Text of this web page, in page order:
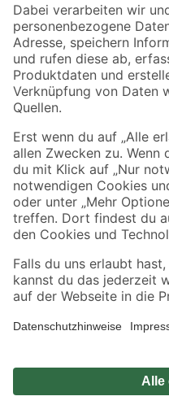
Zahlungsarten
Sicher einkaufen
Jetzt die toom-App
Alle Preisangaben in EUR inkl. gesetzl.
Umständen nicht in allen Märkten
Produkte nur solange der Vorrat reicht.
*Paketversand ab 59 €
Privatsphäre
Nutzungsbedingungen